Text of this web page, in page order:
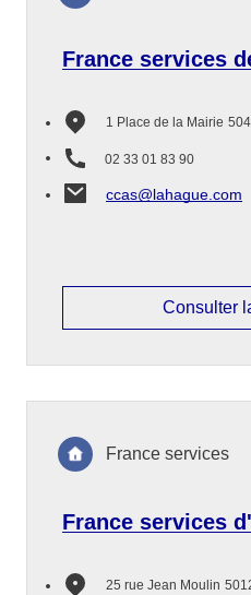
France services
1 Place de la Mairie
02 33 01 83 90
ccas@lahague.com
Consulter
France services
25 rue Jean Moulin
France services